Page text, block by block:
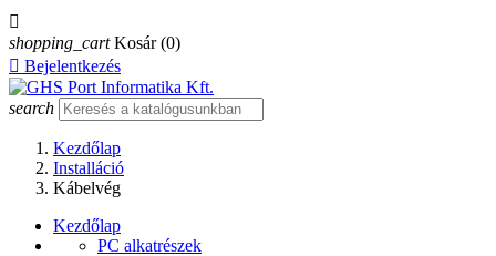

shopping_cart Kosár (0)
 Bejelentkezés
search
Kezdőlap
Installáció
Kábelvég
Kezdőlap
PC alkatrészek